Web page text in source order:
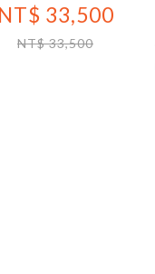
33,500
NT$ 33,500